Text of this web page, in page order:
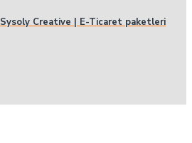
Sysoly Creative | E-Ticaret paketleri